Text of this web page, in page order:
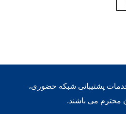
خدمات پشتیبانی شبکه حضوری،
محترم می باشند.